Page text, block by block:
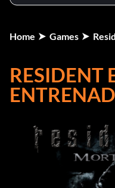
Home Games
RESIDENT